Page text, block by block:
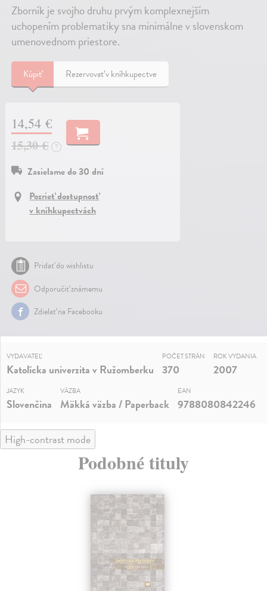
Zborník je svojho druhu prvým komplexnejším
uchopením problematiky sna minimálne v slovenskom
umenovednom priestore.
Kúpiť Rezervovať v kníhkupectve
14,54 €
15,30 €
?
Zasielame do 30 dní
Pozrieť dostupnosť
v kníhkupectvách
Pridať do wishlistu
Odporučiť známemu
Zdielať na Facebooku
VYDAVATEĽ
Katolícka univerzita v Ružomberku
POČET STRÁN
370
ROK VYDANIA
2007
JAZYK
Slovenčina
VÄZBA
Mäkká väzba / Paperback
EAN
9788080842246
High-contrast mode
Podobné tituly